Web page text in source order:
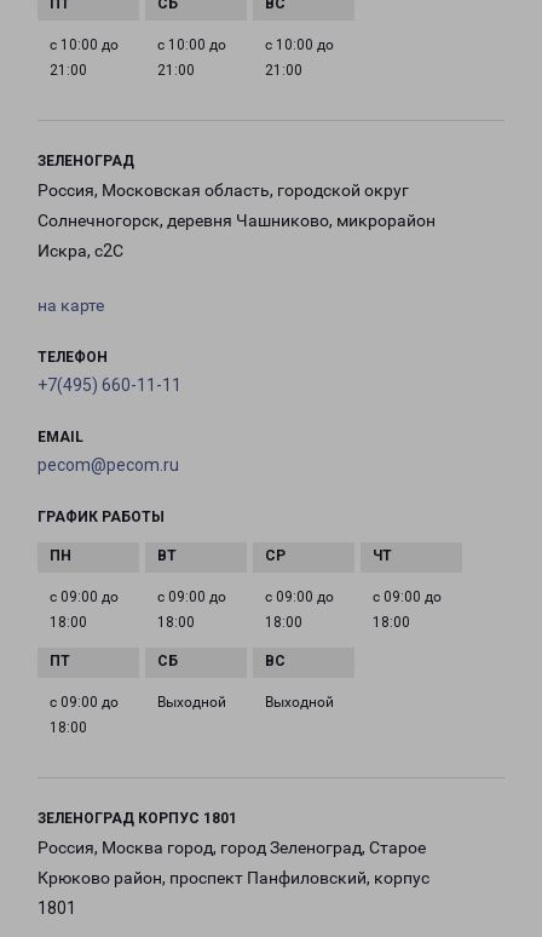
с 10:00 до
21:00
с 10:00 до
21:00
с 10:00 до
21:00
ЗЕЛЕНОГРАД
Россия, Московская область, городской округ
Солнечногорск, деревня Чашниково, микрорайон
Искра, с2С
на карте
ТЕЛЕФОН
+7(495) 660-11-11
EMAIL
pecom@pecom.ru
ГРАФИК РАБОТЫ
с 09:00 до
18:00
с 09:00 до
18:00
с 09:00 до
18:00
с 09:00 до
18:00
с 09:00 до
18:00
Выходной Выходной
ЗЕЛЕНОГРАД КОРПУС 1801
Россия, Москва город, город Зеленоград, Старое
Крюково район, проспект Панфиловский, корпус
1801